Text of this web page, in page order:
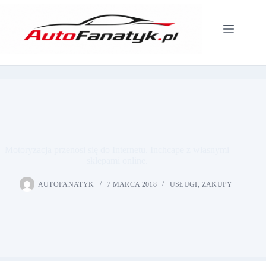
AUTOFANATYK 7 MARCA 2018 USŁUGI ZAKUPY